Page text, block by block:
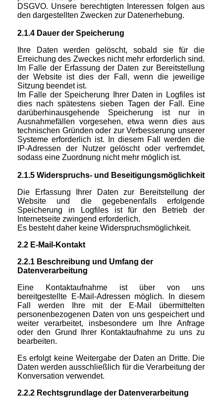
DSGVO. Unsere berechtigten Interessen folgen aus
den dargestellten Zwecken zur Datenerhebung.
2.1.4 Dauer der Speicherung
Ihre Daten werden gelöscht, sobald sie für die
Erreichung des Zweckes nicht mehr erforderlich sind.
Im Falle der Erfassung der Daten zur Bereitstellung
der Website ist dies der Fall, wenn die jeweilige
Sitzung beendet ist.
Im Falle der Speicherung Ihrer Daten in Logfiles ist
dies nach spätestens sieben Tagen der Fall. Eine
darüberhinausgehende Speicherung ist nur in
Ausnahmefällen vorgesehen, etwa wenn dies aus
technischen Gründen oder zur Verbesserung unserer
Systeme erforderlich ist. In diesem Fall werden die
IP-Adressen der Nutzer gelöscht oder verfremdet,
sodass eine Zuordnung nicht mehr möglich ist.
2.1.5 Widerspruchs- und Beseitigungsmöglichkeit
Die Erfassung Ihrer Daten zur Bereitstellung der
Website und die gegebenenfalls erfolgende
Speicherung in Logfiles ist für den Betrieb der
Internetseite zwingend erforderlich.
Es besteht daher keine Widerspruchsmöglichkeit.
2.2 E-Mail-Kontakt
2.2.1 Beschreibung und Umfang der
Datenverarbeitung
Eine Kontaktaufnahme ist über von uns
bereitgestellte E-Mail-Adressen möglich. In diesem
Fall werden Ihre mit der E-Mail übermittelten
personenbezogenen Daten von uns gespeichert und
weiter verarbeitet, insbesondere um Ihre Anfrage
oder den Grund Ihrer Kontaktaufnahme zu uns zu
bearbeiten.
Es erfolgt keine Weitergabe der Daten an Dritte. Die
Daten werden ausschließlich für die Verarbeitung der
Konversation verwendet.
2.2.2 Rechtsgrundlage der Datenverarbeitung